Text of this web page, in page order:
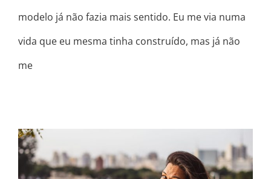
modelo já não fazia mais sentido. Eu me via numa
vida que eu mesma tinha construído, mas já não
me